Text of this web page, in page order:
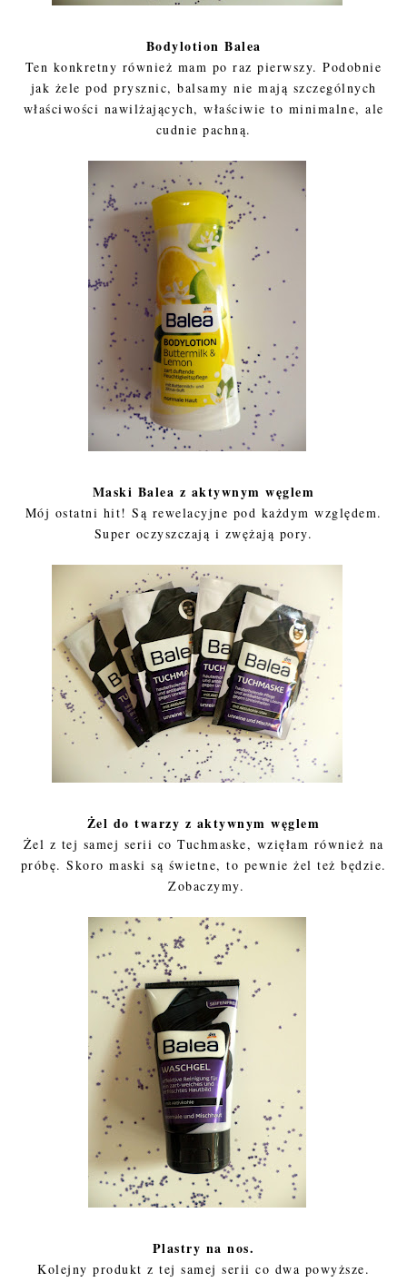
Bodylotion Balea
Ten konkretny również mam po raz pierwszy. Podobnie
jak żele pod prysznic, balsamy nie mają szczególnych
właściwości nawilżających, właściwie to minimalne, ale
cudnie pachną.
Maski Balea z aktywnym węglem
Mój ostatni hit! Są rewelacyjne pod każdym względem.
Super oczyszczają i zwężają pory.
Żel do twarzy z aktywnym węglem
Żel z tej samej serii co Tuchmaske, wzięłam również na
próbę. Skoro maski są świetne, to pewnie żel też będzie.
Zobaczymy.
Plastry na nos.
Kolejny produkt z tej samej serii co dwa powyższe.